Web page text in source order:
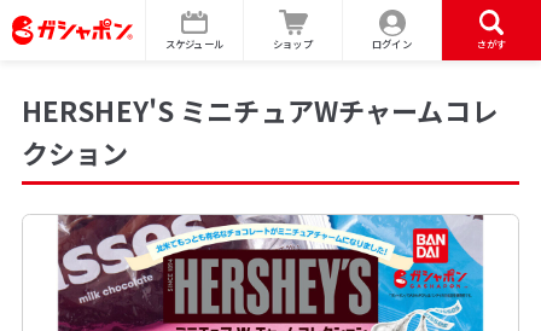
スケジュール ショップ ログイン さがす
HERSHEY'S ミニチュアWチャームコレ
クション